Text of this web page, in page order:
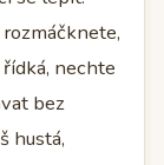
nechte
bez
hustá,